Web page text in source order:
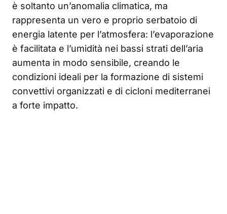
è soltanto un’anomalia climatica, ma
rappresenta un vero e proprio serbatoio di
energia latente per l’atmosfera: l’evaporazione
è facilitata e l’umidità nei bassi strati dell’aria
aumenta in modo sensibile, creando le
condizioni ideali per la formazione di sistemi
convettivi organizzati e di cicloni mediterranei
a forte impatto.